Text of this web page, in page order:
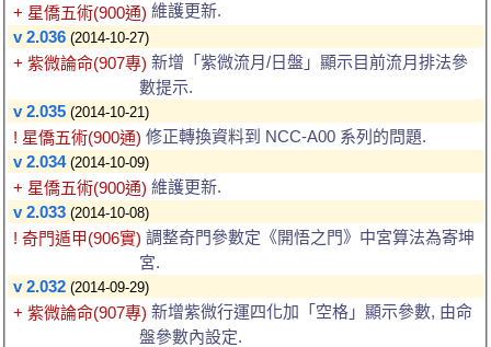
+ 星僑五術(900通) 維護更新.
v 2.036 (2014-10-27)
+ 紫微論命(907專) 新增「紫微流月/日盤」顯示目前流月排法參
數提示.
v 2.035 (2014-10-21)
! 星僑五術(900通) 修正轉換資料到 NCC-A00 系列的問題.
v 2.034 (2014-10-09)
+ 星僑五術(900通) 維護更新.
v 2.033 (2014-10-08)
! 奇門遁甲(906實) 調整奇門參數定《開悟之門》中宮算法為寄坤
宮.
v 2.032 (2014-09-29)
+ 紫微論命(907專) 新增紫微行運四化加「空格」顯示參數, 由命
盤參數內設定.